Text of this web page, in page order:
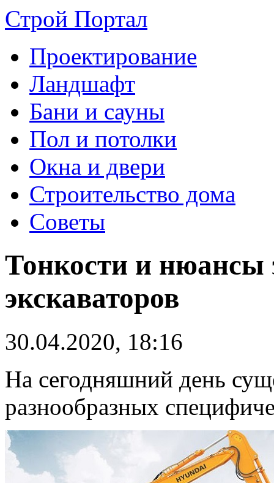
Строй Портал
Проектирование
Ландшафт
Бани и сауны
Пол и потолки
Окна и двери
Строительство дома
Советы
Тонкости и нюансы
экскаваторов
30.04.2020, 18:16
На сегодняшний день
разнообразных